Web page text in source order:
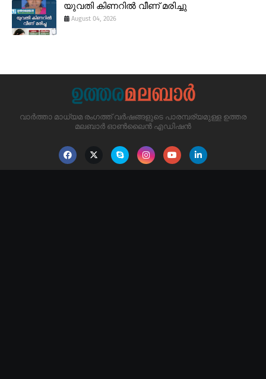
യുവതി കിണറിൽ വീണ് മരിച്ചു
August 04, 2026
വാർത്താ മാധ്യമ രംഗത്ത് വർഷങ്ങളുടെ പാരമ്പര്യമുള്ള ഉത്തര
മലബാർ ഓൺലൈൻ എഡിഷൻ